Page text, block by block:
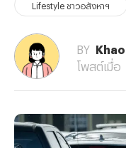
Lifestyle ชาวอสังหาฯ
BY
Khao
โพสต์เมื่อ